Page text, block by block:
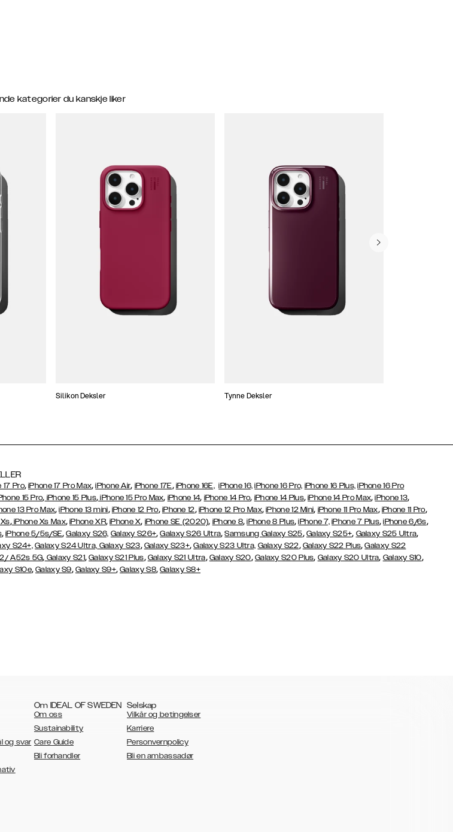
kategorier du kanskje liker
Silikon Deksler Tynne Deksler
17 Pro,iPhone 17 Pro Max,iPhone Air, iPhone 17E, iPhone 16E, iPhone 16, iPhone 16 Pro, iPhone 16 Plus, iPhone 16 Pro
15 Pro, iPhone 15 Plus, iPhone 15 Pro Max, iPhone 14, iPhone 14 Pro, iPhone 14 Plus,iPhone 14 Pro Max,iPhone 13,
13 Pro Max,iPhone 13 mini, iPhone 12 Pro, iPhone 12, iPhone 12 Pro Max,iPhone 12 Mini, iPhone 11 Pro Max, iPhone 11 Pro,
,iPhone Xs Max,iPhone XR,iPhone X, iPhone SE (2020), iPhone 8,iPhone 8 Plus,iPhone 7, iPhone 7 Plus,iPhone 6/6s,
,iPhone 5/5s/SE,Galaxy S26, Galaxy S26+,Galaxy S26 Ultra,Samsung Galaxy S25, Galaxy S25+, Galaxy S25 Ultra,
S24+, Galaxy S24 Ultra, Galaxy S23, Galaxy S23+,Galaxy S23 Ultra, Galaxy S22, Galaxy S22 Plus,Galaxy S22
A52s 5G, Galaxy S21,Galaxy S21 Plus, Galaxy S21 Ultra, Galaxy S20, Galaxy S20 Plus, Galaxy S20 Ultra, Galaxy S10,
S10e,Galaxy S9, Galaxy S9+,Galaxy S8,Galaxy S8+
og svar
Om IDEAL OF SWEDEN
Om oss
Sustainability
Care Guide
Bli forhandler
Selskap
Vilkår og betingelser
Karriere
Personvernpolicy
Bli en ambassadør
AUSTRALIA